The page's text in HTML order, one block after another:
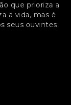
que prioriza a
a vida, mas é
seus ouvintes.